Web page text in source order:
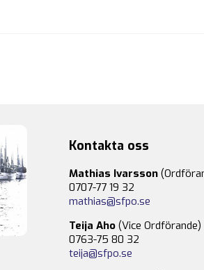
Kontakta oss
Mathias Ivarsson
0707-77 19 32
mathias@sfpo.se
Teija Aho (Vice Ordförande)
0763-75 80 32
teija@sfpo.se